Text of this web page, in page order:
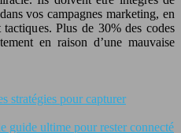
vos campagnes marketing, en
Plus de 30% des codes
en raison d’une mauvaise
stratégies pour capturer
guide ultime pour rester connecté